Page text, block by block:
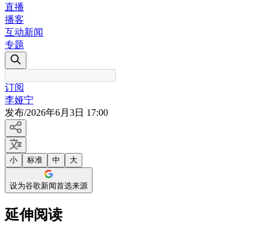
直播
播客
互动新闻
专题
订阅
李娅宁
发布/2026年6月3日 17:00
小 标准 中 大
设为谷歌新闻首选来源
延伸阅读